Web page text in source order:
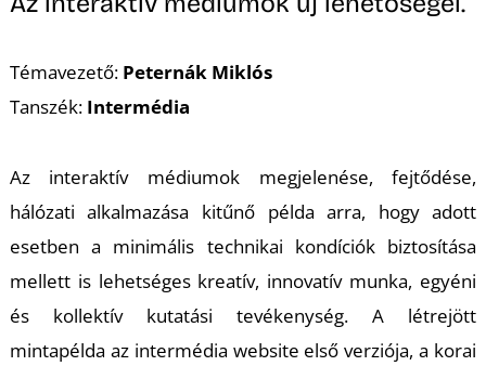
Témavezető: Peternák Miklós
Tanszék: Intermédia
Az interaktív médiumok megjelenése, fejtődése,
hálózati alkalmazása kitűnő példa arra, hogy adott
esetben a minimális technikai kondíciók biztosítása
mellett is lehetséges kreatív, innovatív munka, egyéni
és kollektív kutatási tevékenység. A létrejött
mintapélda az intermédia website első verziója, a korai